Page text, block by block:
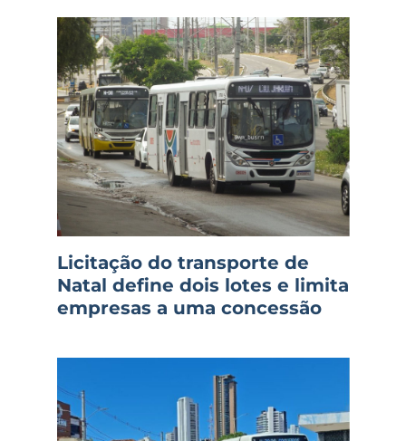
Licitação do transporte de
Natal define dois lotes e limita
empresas a uma concessão